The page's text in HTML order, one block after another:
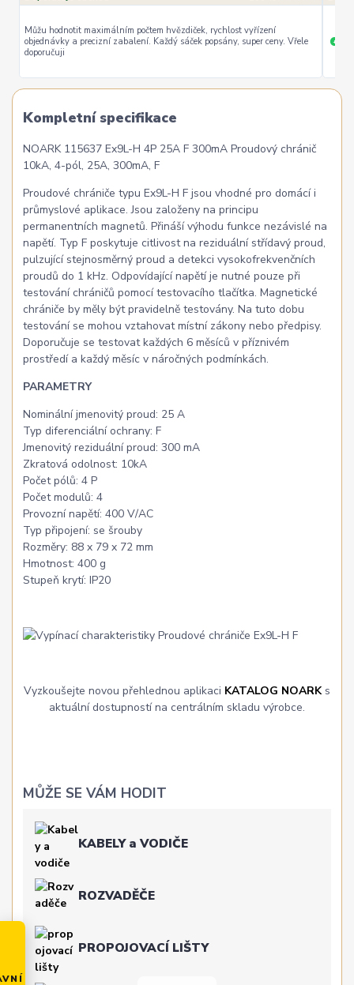
Můžu hodnotit maximálním počtem hvězdiček, rychlost vyřízení
objednávky a precizní zabalení. Každý sáček popsány, super ceny. Vřele
doporučuji
+
Kompletní specifikace
NOARK 115637 Ex9L-H 4P 25A F 300mA Proudový chránič
10kA, 4-pól, 25A, 300mA, F
Proudové chrániče typu Ex9L-H F jsou vhodné pro domácí i
průmyslové aplikace. Jsou založeny na principu
permanentních magnetů. Přináší výhodu funkce nezávislé na
napětí. Typ F poskytuje citlivost na reziduální střídavý proud,
pulzující stejnosměrný proud a detekci vysokofrekvenčních
proudů do 1 kHz. Odpovídající napětí je nutné pouze při
testování chráničů pomocí testovacího tlačítka. Magnetické
chrániče by měly být pravidelně testovány. Na tuto dobu
testování se mohou vztahovat místní zákony nebo předpisy.
Doporučuje se testovat každých 6 měsíců v příznivém
prostředí a každý měsíc v náročných podmínkách.
PARAMETRY
Nominální jmenovitý proud: 25 A
Typ diferenciální ochrany: F
Jmenovitý reziduální proud: 300 mA
Zkratová odolnost: 10kA
Počet pólů: 4 P
Počet modulů: 4
Provozní napětí: 400 V/AC
Typ připojení: se šrouby
Rozměry: 88 x 79 x 72 mm
Hmotnost: 400 g
Stupeň krytí: IP20
Vyzkoušejte novou přehlednou aplikaci KATALOG NOARKs
aktuální dostupností na centrálním skladu výrobce.
MŮŽE SE VÁM HODIT
KABELY a VODIČE
ROZVADĚČE
PROPOJOVACÍ LIŠTY